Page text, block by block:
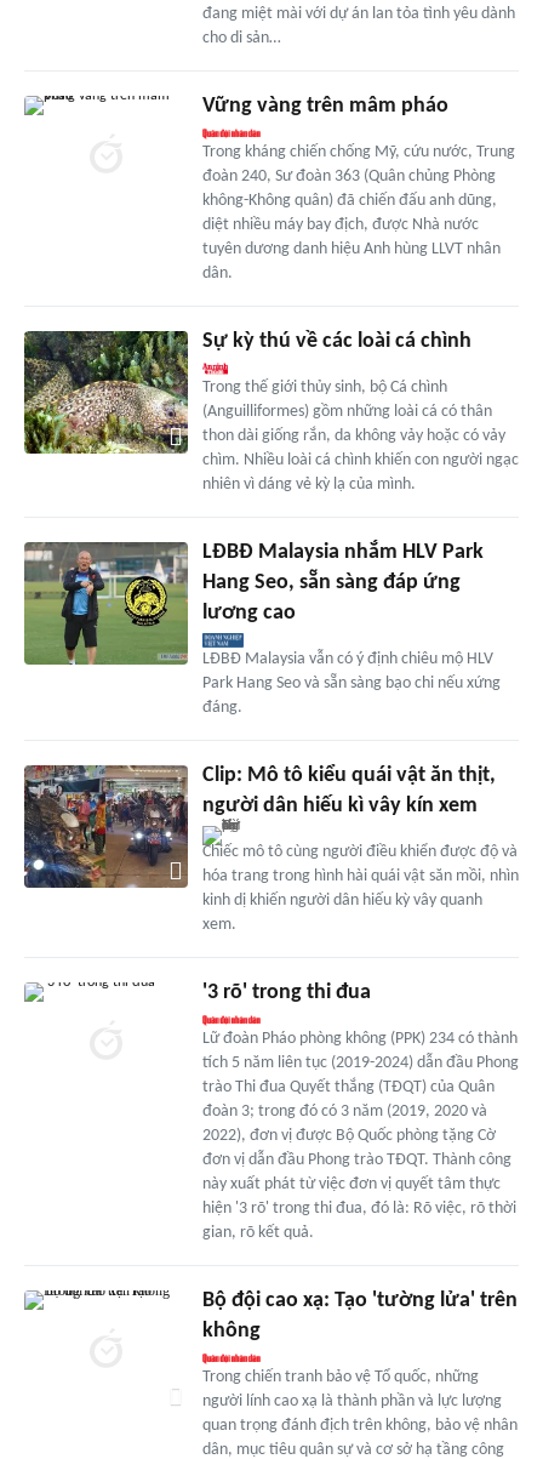
đang miệt mài với dự án lan tỏa tình yêu dành
cho di sản…
Vững vàng trên mâm pháo
Trong kháng chiến chống Mỹ, cứu nước, Trung
đoàn 240, Sư đoàn 363 (Quân chủng Phòng
không-Không quân) đã chiến đấu anh dũng,
diệt nhiều máy bay địch, được Nhà nước
tuyên dương danh hiệu Anh hùng LLVT nhân
dân.
Sự kỳ thú về các loài cá chình
Trong thế giới thủy sinh, bộ Cá chình
(Anguilliformes) gồm những loài cá có thân
thon dài giống rắn, da không vảy hoặc có vảy
chìm. Nhiều loài cá chình khiến con người ngạc
nhiên vì dáng vẻ kỳ lạ của mình.
LĐBĐ Malaysia nhắm HLV Park
Hang Seo, sẵn sàng đáp ứng
lương cao
LĐBĐ Malaysia vẫn có ý định chiêu mộ HLV
Park Hang Seo và sẵn sàng bạo chi nếu xứng
đáng.
Clip: Mô tô kiểu quái vật ăn thịt,
người dân hiếu kì vây kín xem
Chiếc mô tô cùng người điều khiển được độ và
hóa trang trong hình hài quái vật săn mồi, nhìn
kinh dị khiến người dân hiếu kỳ vây quanh
xem.
'3 rõ' trong thi đua
Lữ đoàn Pháo phòng không (PPK) 234 có thành
tích 5 năm liên tục (2019-2024) dẫn đầu Phong
trào Thi đua Quyết thắng (TĐQT) của Quân
đoàn 3; trong đó có 3 năm (2019, 2020 và
2022), đơn vị được Bộ Quốc phòng tặng Cờ
đơn vị dẫn đầu Phong trào TĐQT. Thành công
này xuất phát từ việc đơn vị quyết tâm thực
hiện '3 rõ' trong thi đua, đó là: Rõ việc, rõ thời
gian, rõ kết quả.
Bộ đội cao xạ: Tạo 'tường lửa' trên
không
Trong chiến tranh bảo vệ Tổ quốc, những
người lính cao xạ là thành phần và lực lượng
quan trọng đánh địch trên không, bảo vệ nhân
dân, mục tiêu quân sự và cơ sở hạ tầng công